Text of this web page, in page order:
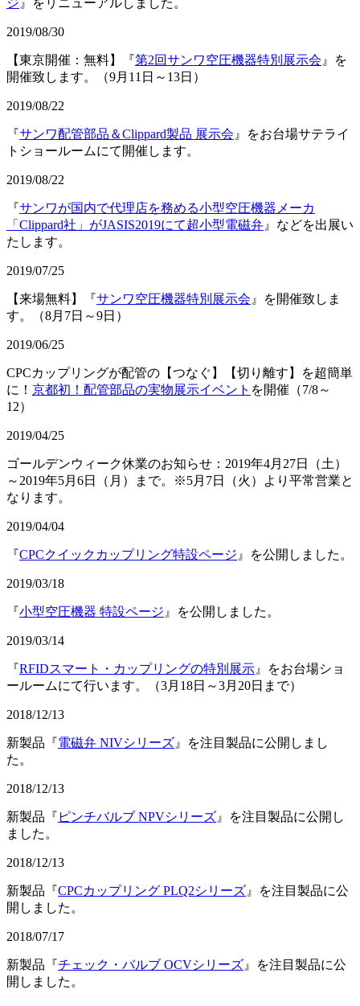
2019/08/30
【東京開催：無料】『第2回サンワ空圧機器特別展示会 』を
開催致します。（9月11日～13日）
2019/08/22
『サンワ配管部品＆Clippard製品 展示会 』をお台場サテライ
トショールームにて開催します。
2019/08/22
『サンワが国内で代理店を務める小型空圧機器メーカ
「Clippard社」がJASIS2019にて超小型電磁弁 』などを出展い
たします。
2019/07/25
【来場無料】『サンワ空圧機器特別展示会 』を開催致しま
す。（8月7日～9日）
2019/06/25
CPCカップリングが配管の【つなぐ】【切り離す】を超簡単
に！ 京都初！配管部品の実物展示イベント を開催（7/8～
12）
2019/04/25
ゴールデンウィーク休業のお知らせ：2019年4月27日（土）
～2019年5月6日（月）まで。※5月7日（火）より平常営業と
なります。
2019/04/04
『CPCクイックカップリング特設ページ 』を公開しました。
2019/03/18
『小型空圧機器 特設ページ 』を公開しました。
2019/03/14
『RFIDスマート・カップリングの特別展示 』をお台場ショ
ールームにて行います。（3月18日～3月20日まで）
2018/12/13
新製品『電磁弁 NIVシリーズ 』を注目製品に公開しまし
た。
2018/12/13
新製品『 ピンチバルブ NPVシリーズ 』を注目製品に公開し
ました。
2018/12/13
新製品『CPCカップリング PLQ2シリーズ 』を注目製品に公
開しました。
2018/07/17
新製品『チェック・バルブ OCVシリーズ 』を注目製品に公
開しました。